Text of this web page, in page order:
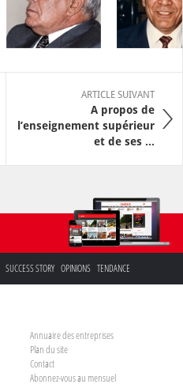
ARTICLE SUIVANT
A propos de
l’enseignement supérieur
et de ses ...
SUCCESS STORY OPINIONS TENDANCE
Annuaire des entreprises
Plan du site
Contact
Abonnez-vous au mensuel